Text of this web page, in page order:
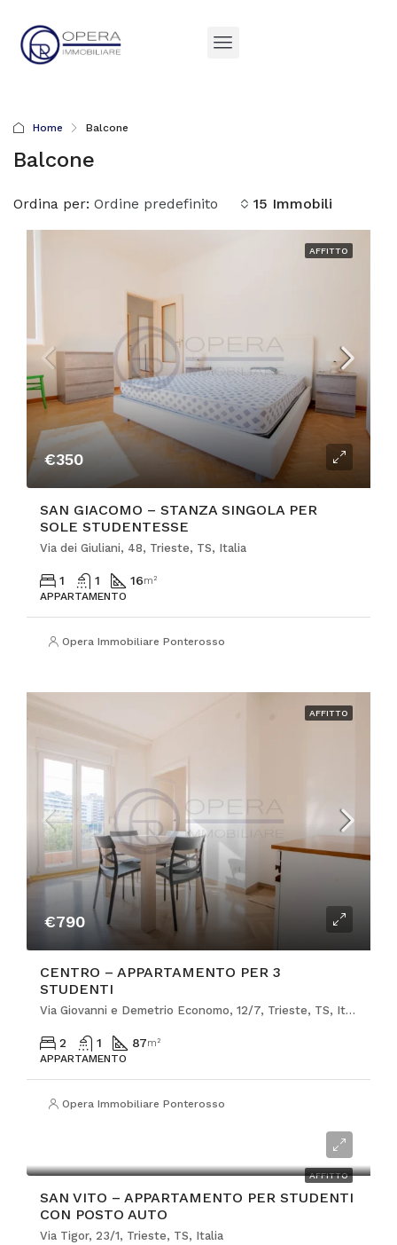
Home Balcone
Balcone
15 Immobili
Ordina per: Ordine predefinito
AFFITTO
€350
SAN GIACOMO – STANZA SINGOLA PER
SOLE STUDENTESSE
Via dei Giuliani, 48, Trieste, TS, Italia
1 1 16m²
APPARTAMENTO
Opera Immobiliare Ponterosso
AFFITTO
€790
CENTRO – APPARTAMENTO PER 3
STUDENTI
Via Giovanni e Demetrio Economo, 12/7, Trieste, TS, Italia
2 1 87m²
APPARTAMENTO
Opera Immobiliare Ponterosso
AFFITTO
SAN VITO – APPARTAMENTO PER STUDENTI
CON POSTO AUTO
Via Tigor, 23/1, Trieste, TS, Italia